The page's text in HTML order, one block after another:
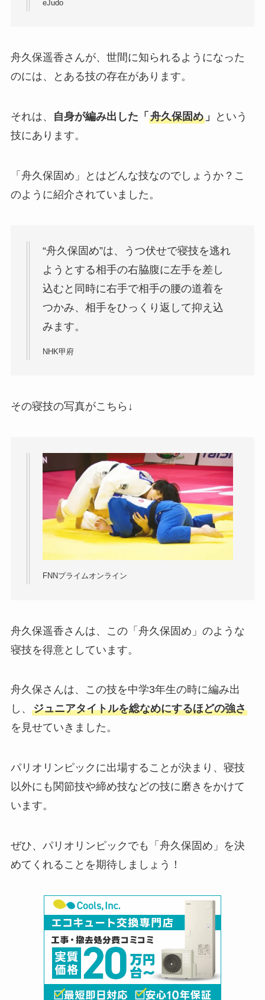
eJudo
舟久保遥香さんが、世間に知られるようになった
のには、とある技の存在があります。
それは、 自身が編み出した「 舟久保固め」
という
技にあります。
「舟久保固め」とはどんな技なのでしょうか？こ
のように紹介されていました。
“舟久保固め”は、うつ伏せで寝技を逃れ
ようとする相手の右脇腹に左手を差し
込むと同時に右手で相手の腰の道着を
つかみ、相手をひっくり返して抑え込
みます。
NHK甲府
その寝技の写真がこちら↓
FNNプライムオンライン
舟久保遥香さんは、この「舟久保固め」のような
寝技を得意としています。
舟久保さんは、この技を中学3年生の時に編み出
し、 ジュニアタイトルを総なめにするほどの強さ
を見せていきました。
パリオリンピックに出場することが決まり、寝技
以外にも関節技や締め技などの技に磨きをかけて
います。
ぜひ、パリオリンピックでも「舟久保固め」を決
めてくれることを期待しましょう！